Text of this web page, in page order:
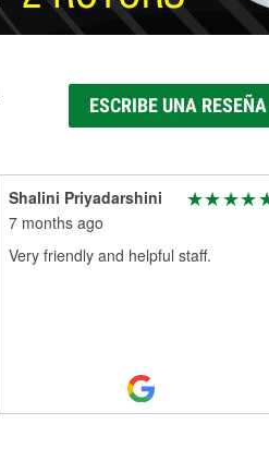
ESCRIBE UNA RESEÑA
Shalini Priyadarshini
7 months ago
Very friendly and helpful staff.